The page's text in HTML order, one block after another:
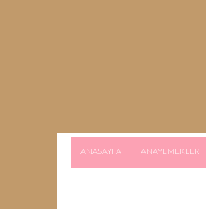
ANASAYFA ANAYEMEKLER